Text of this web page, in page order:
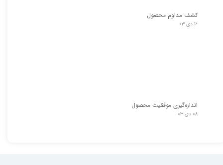
کشف مداوم محصول
۱۶ دی ۰۳
اندازه‌گیری موفقیت محصول
۰۸ دی ۰۳